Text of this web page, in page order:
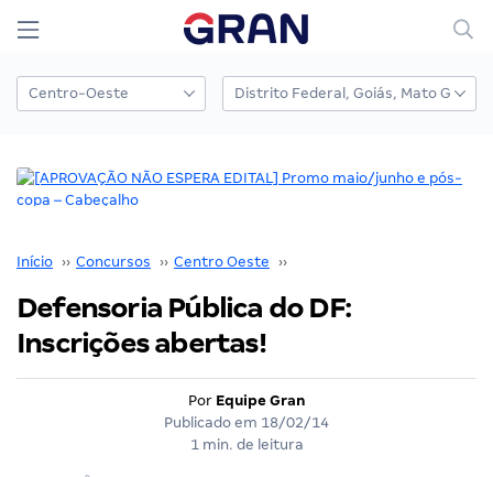
Início ›› Concursos ›› Centro Oeste ››
Defensoria Pública do DF:
Inscrições abertas!
Por Equipe Gran
Publicado em 18/02/14
1 min. de leitura